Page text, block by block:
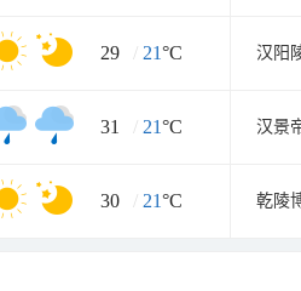
29 / 21°C 汉阳
31 / 21°C
30 / 21°C 乾陵